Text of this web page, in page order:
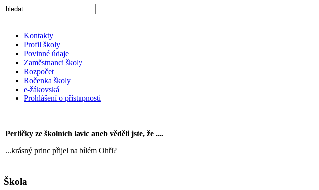
Kontakty
Profil školy
Povinné údaje
Zaměstnanci školy
Rozpočet
Ročenka školy
e-žákovská
Prohlášení o přístupnosti
Perličky ze školních lavic aneb věděli jste, že ....
...krásný princ přijel na bílém Ohři?
Škola